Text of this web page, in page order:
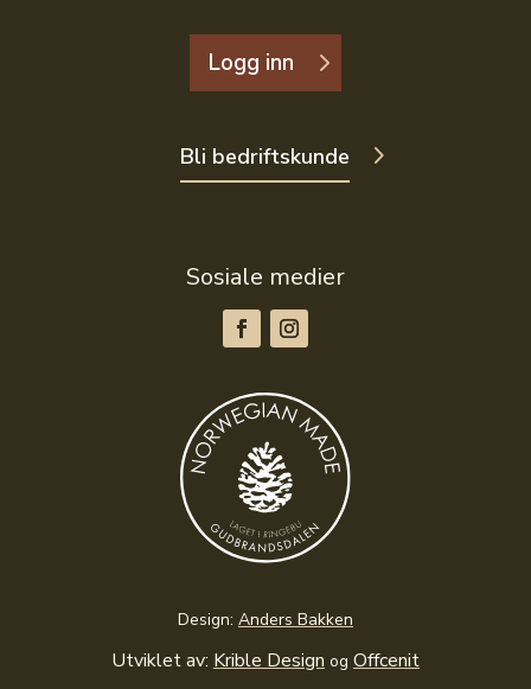
Logg inn
Bli bedriftskunde
Sosiale medier
Design: Anders Bakken
Utviklet av: Krible Design og Offcenit